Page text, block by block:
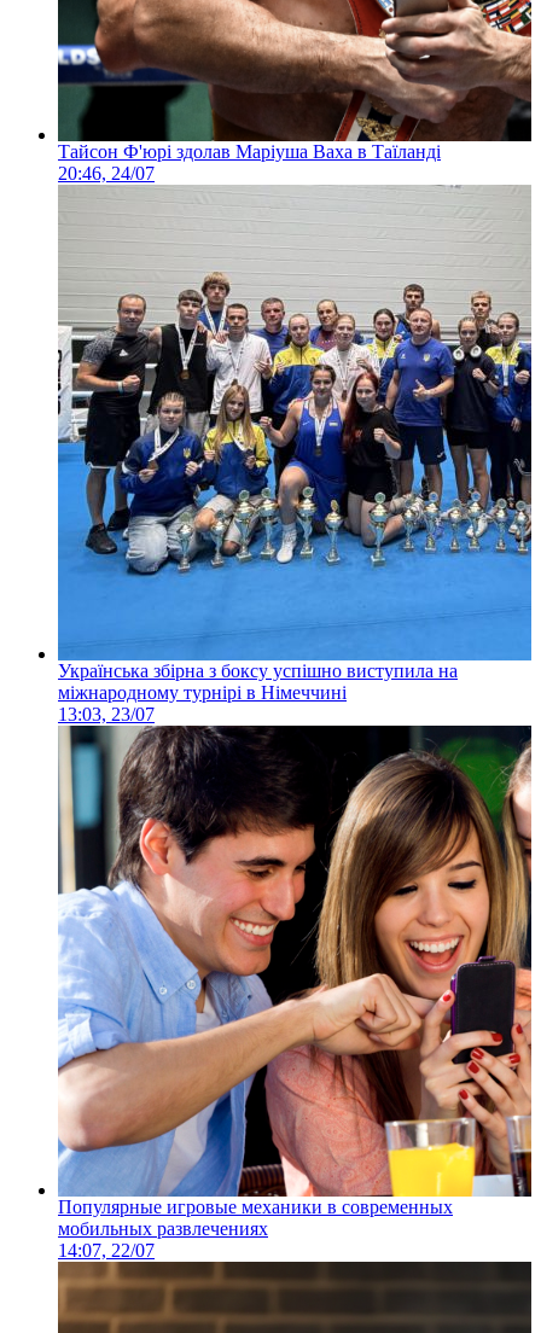
Тайсон Ф'юрі здолав Маріуша Ваха в Таїланді
20:46, 24/07
Українська збірна з боксу успішно виступила на
міжнародному турнірі в Німеччині
13:03, 23/07
Популярные игровые механики в современных
мобильных развлечениях
14:07, 22/07